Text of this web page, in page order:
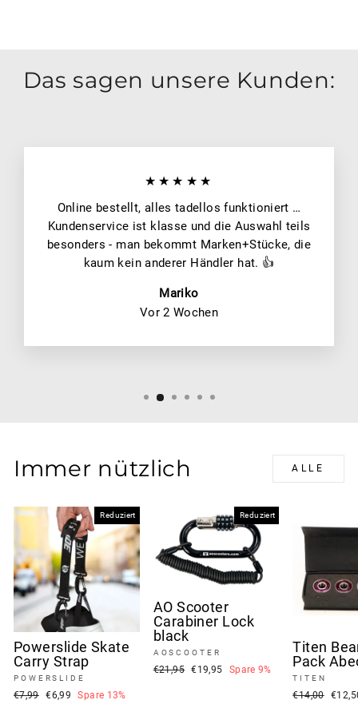
Das sagen unsere Kunden:
★★★★★
Online bestellt, alles tadellos funktioniert …
Kundenservice ist klasse und die Auswahl teils
besonders - man bekommt Marken+Stücke, die
kaum kein anderer Händler hat. 👍
Mariko
Vor 2 Wochen
Immer nützlich ALLE
Reduziert
Powerslide Skate
Carry Strap
POWERSLIDE
Normaler
€7,99 Sonderpreis
€6,99 Spare 13%
Reduziert
AO Scooter
Carabiner Lock
black
AOSCOOTER
Normaler
€21,95 Sonderpreis
€19,95 Spare 9%
Titen
Pack
TITEN
Normaler
€14,00